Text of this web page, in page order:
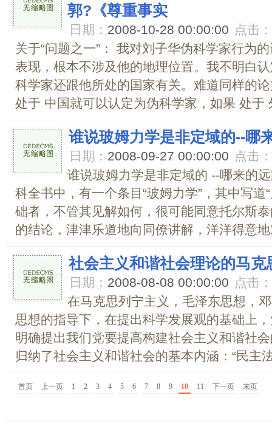
郭?《尊重事实
日期： 2008-10-28 00:00:00 点击：
关于“问题之一”： 我对刘子华伪科学家行为
表现，根本不涉及他的地理位置。我不明白
科学家还跟他所处的国家有关。难道同样的
处于 中国就可以认定为伪科学家，如果 处于
谁说玻姆力学是非定域的--哪
日期： 2008-09-27 00:00:00 点击：
谁说玻姆力学是非定域的 --哪来的
科全书中，有一个条目“玻姆力学”，其中写
础者，不管其见解如何，很可能同意托尔斯
的结论，津津乐道地向同僚讲解，洋洋得意
社会主义和谐社会理论的马克
日期： 2008-08-08 00:00:00 点击：
在马克思列宁主义，毛泽东思想，
思想的指导下，在提出科学发展观的基础上
明确提出我们党要提高构建社会主义和谐社
归纳了社会主义和谐社会的基本内涵：“民主
首页 上一页 1 2 3 4 5 6 7 8 9 10 11 下一页 末页